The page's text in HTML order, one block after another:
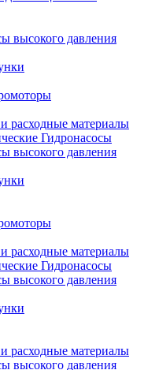
высокого давления
расходные материалы
Гидронасосы
высокого давления
расходные материалы
Гидронасосы
высокого давления
расходные материалы
высокого давления